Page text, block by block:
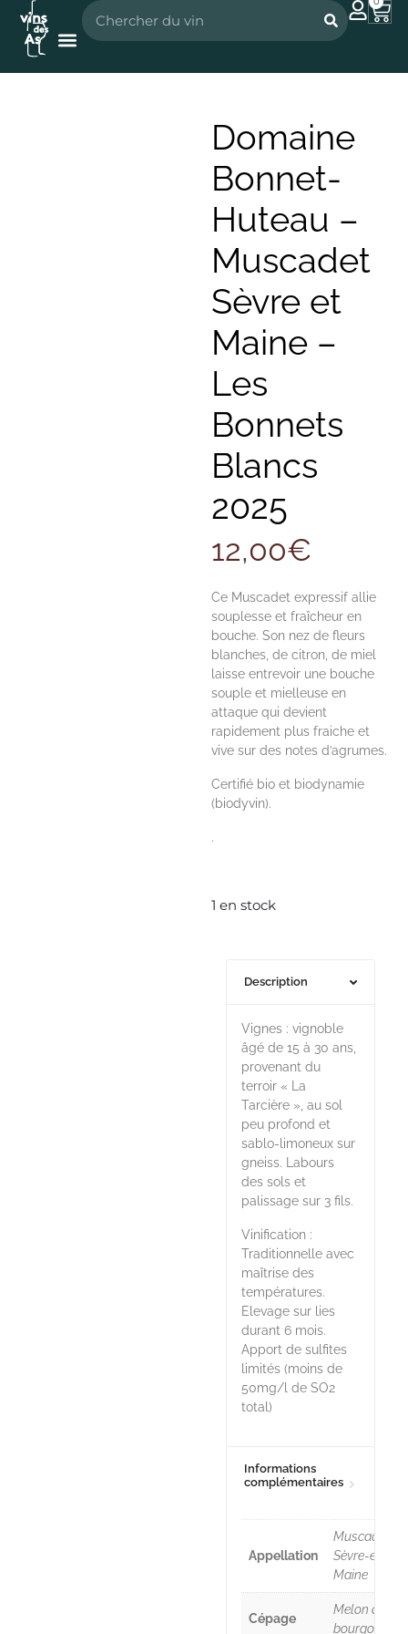
Domaine
Bonnet-
Huteau –
Muscadet
Sèvre et
Maine –
Les
Bonnets
Blancs
2025
12,00€
Ce Muscadet expressif allie
souplesse et fraîcheur en
bouche. Son nez de fleurs
blanches, de citron, de miel
laisse entrevoir une bouche
souple et mielleuse en
attaque qui devient
rapidement plus fraiche et
vive sur des notes d’agrumes.
Certifié bio et biodynamie
(biodyvin).
.
1 en stock
Description
Vignes : vignoble
âgé de 15 à 30 ans,
provenant du
terroir « La
Tarcière », au sol
peu profond et
sablo-limoneux sur
gneiss. Labours
des sols et
palissage sur 3 fils.
Vinification :
Traditionnelle avec
maîtrise des
températures.
Elevage sur lies
durant 6 mois.
Apport de sulfites
limités (moins de
50mg/l de SO2
total)
Informations
complémentaires
Appellation
Muscadet-
Sèvre-et-
Maine
Cépage
Melon de
bourgogne